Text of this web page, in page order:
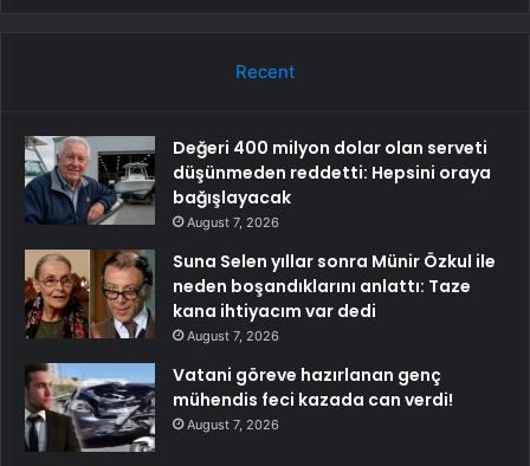
Recent
Değeri 400 milyon dolar olan serveti
düşünmeden reddetti: Hepsini oraya
bağışlayacak
August 7, 2026
Suna Selen yıllar sonra Münir Özkul ile
neden boşandıklarını anlattı: Taze
kana ihtiyacım var dedi
August 7, 2026
Vatani göreve hazırlanan genç
mühendis feci kazada can verdi!
August 7, 2026